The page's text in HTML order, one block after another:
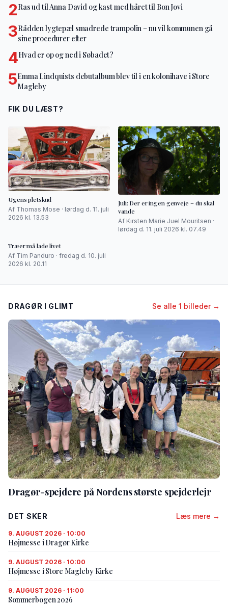
2Ras ud til Anna David og kast med håret til Bon Jovi
3Rådden lygtepæl smadrede trampolin – nu vil kommunen gå
sine procedurer efter
4Hvad er op og ned i Søbadet?
5Emma Lindquists debutalbum blev til i en kolonihave i Store
Magleby
FIK DU LÆST?
Ugens pletskud
Af Thomas Mose · lørdag d. 11. juli
2026 kl. 13.53
Juli: Der er ingen genveje – du skal
vande
Af Kirsten Marie Juel Mouritsen ·
lørdag d. 11. juli 2026 kl. 07.49
Træer må lade livet
Af Tim Panduro · fredag d. 10. juli
2026 kl. 20.11
DRAGØR I GLIMT Se alle 1 billeder →
Dragør-spejdere på Nordens største spejderlejr
DET SKER Læs mere →
9. AUGUST 2026 · 10:00
Højmesse i Dragør Kirke
9. AUGUST 2026 · 10:00
Højmesse i Store Magleby Kirke
9. AUGUST 2026 · 11:00
Sommerbogen 2026